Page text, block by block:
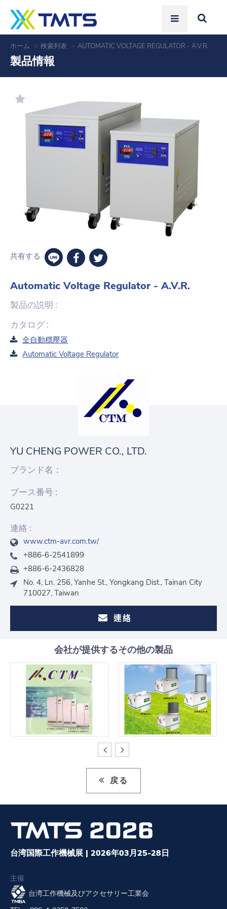
ホーム 検索列表 AUTOMATIC VOLTAGE REGULATOR - A.V.R.
製品情報
共有する
Automatic Voltage Regulator - A.V.R.
製品の説明 :
カタログ :
全自動穩壓器
Automatic Voltage Regulator
YU CHENG POWER CO., LTD.
ブランド名：
ブース番号 :
G0221
連絡 :
www.ctm-avr.com.tw/
+886-6-2541899
+886-6-2436828
No. 4, Ln. 256, Yanhe St., Yongkang Dist., Tainan City
710027, Taiwan
連絡
会社が提供するその他の製品
戻る
台湾国際工作機械展 | 2026年03月25-28日
主催
台湾工作機械及びアクセサリー工業会